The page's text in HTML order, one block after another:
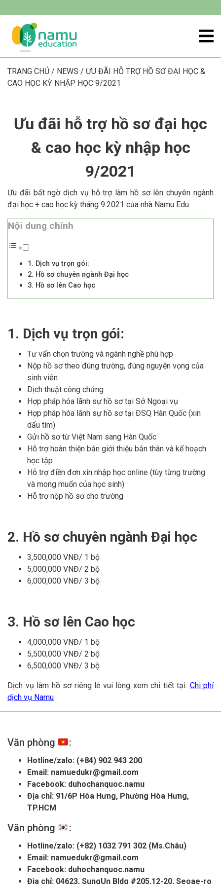
TRANG CHỦ / NEWS / ƯU ĐÃI HỖ TRỢ HỒ SƠ ĐẠI HỌC &
CAO HỌC KỲ NHẬP HỌC 9/2021
Ưu đãi hỗ trợ hồ sơ đại học
& cao học kỳ nhập học
9/2021
Ưu đãi bất ngờ dịch vụ hỗ trợ làm hồ sơ lên chuyên ngành
đại học + cao học kỳ tháng 9.2021 của nhà Namu Edu
Nội dung chính
1. Dịch vụ trọn gói:
2. Hồ sơ chuyên ngành Đại học
3. Hồ sơ lên Cao học
1. Dịch vụ trọn gói:
Tư vấn chọn trường và ngành nghề phù hợp
Nộp hồ sơ theo đúng trường, đúng nguyện vọng của
sinh viên
Dịch thuật công chứng
Hợp pháp hóa lãnh sự hồ sơ tại Sở Ngoại vụ
Hợp pháp hóa lãnh sự hồ sơ tại ĐSQ Hàn Quốc (xin
dấu tím)
Gửi hồ sơ từ Việt Nam sang Hàn Quốc
Hỗ trợ hoàn thiện bản giới thiệu bản thân và kế hoạch
học tập
Hỗ trợ điền đơn xin nhập học online (tùy từng trường
và mong muốn của học sinh)
Hỗ trợ nộp hồ sơ cho trường
2. Hồ sơ chuyên ngành Đại học
3,500,000 VNĐ/ 1 bộ
5,000,000 VNĐ/ 2 bộ
6,000,000 VNĐ/ 3 bộ
3. Hồ sơ lên Cao học
4,000,000 VNĐ/ 1 bộ
5,500,000 VNĐ/ 2 bộ
6,500,000 VNĐ/ 3 bộ
Dịch vụ làm hồ sơ riêng lẻ vui lòng xem chi tiết tại: Chi phí
dịch vụ Namu
Văn phòng :
Hotline/zalo: (+84) 902 943 200
Email: namuedukr@gmail.com
Facebook: duhochanquoc.namu
Địa chỉ: 91/6P Hòa Hưng, Phường Hòa Hưng,
TP.HCM
Văn phòng :
Hotline/zalo: (+82) 1032 791 302 (Ms.Châu)
Email: namuedukr@gmail.com
Facebook: duhochanquoc.namu
Địa chỉ: 04623, SungUn Bldg #205,12-20, Seoae-ro